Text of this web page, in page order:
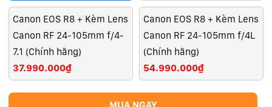
Canon EOS R8 + Kèm Lens
Canon RF 24-105mm f/4-
7.1 (Chính hãng)
37.990.000₫
Canon EOS R8 + Kèm Lens
Canon RF 24-105mm f/4L
(Chính hãng)
54.990.000₫